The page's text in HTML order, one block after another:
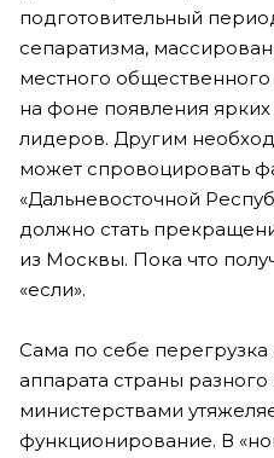
подготовительный
сепаратизма,
местного
на фоне появления ярких
лидеров. Другим
может спровоцировать
«Дальневосточной
должно стать
из Москвы. Пока что
«если».
Сама по себе
аппарата страны
министерствами
функционирование. В